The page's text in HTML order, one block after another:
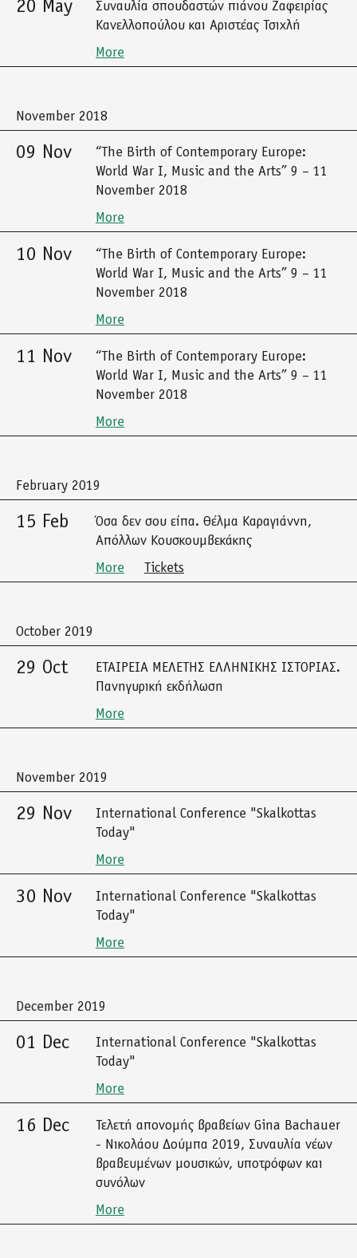
20 May
Συναυλία σπουδαστών πιάνου Ζαφειρίας
Κανελλοπούλου και Αριστέας Τσιχλή
More
November 2018
09 Nov
“The Birth of Contemporary Europe:
World War I, Music and the Arts” 9 – 11
November 2018
More
10 Nov
“The Birth of Contemporary Europe:
World War I, Music and the Arts” 9 – 11
November 2018
More
11 Nov
“The Birth of Contemporary Europe:
World War I, Music and the Arts” 9 – 11
November 2018
More
February 2019
15 Feb
Όσα δεν σου είπα. Θέλμα Καραγιάννη,
Απόλλων Κουσκουμβεκάκης
More
Tickets
October 2019
29 Oct
ΕΤΑΙΡΕΙΑ ΜΕΛΕΤΗΣ ΕΛΛΗΝΙΚΗΣ ΙΣΤΟΡΙΑΣ.
Πανηγυρική εκδήλωση
More
November 2019
29 Nov
International Conference "Skalkottas
Today"
More
30 Nov
International Conference "Skalkottas
Today"
More
December 2019
01 Dec
International Conference "Skalkottas
Today"
More
16 Dec
Τελετή απονομής βραβείων Gina Bachauer
- Νικολάου Δούμπα 2019, Συναυλία νέων
βραβευμένων μουσικών, υποτρόφων και
συνόλων
More